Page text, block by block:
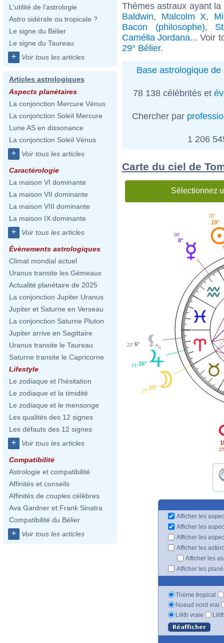
L'utilité de l'astrologie
Astro sidérale ou tropicale ?
Le signe du Bélier
Le signe du Taureau
+ Voir tous les articles
Articles astrologiques
Aspects planétaires
La conjonction Mercure Vénus
La conjonction Soleil Mercure
Lune AS en dissonance
La conjonction Soleil Vénus
+ Voir tous les articles
Caractérologie
La maison VI dominante
La maison VII dominante
La maison VIII dominante
La maison IX dominante
+ Voir tous les articles
Évènements astrologiques
Climat mondial actuel
Uranus transite les Gémeaux
Actualité planétaire de 2025
La conjonction Jupiter Uranus
Jupiter et Saturne en Verseau
La conjonction Saturne Pluton
Jupiter arrive en Sagittaire
Uranus transite le Taureau
Saturne transite le Capricorne
Lifestyle
Le zodiaque et l'hésitation
Le zodiaque et la timidité
Le zodiaque et le mensonge
Les qualités des 12 signes
Les défauts des 12 signes
+ Voir tous les articles
Compatibilité
Astrologie et compatibilité
Affinités et conseils
Affinités de couples célèbres
Ava Gardner et Frank Sinatra
Compatibilité du Bélier
+ Voir tous les articles
Thèmes astraux ayant
Baldwin, Malcolm X,
Bacon (philosophe),
Camélia Jordana... Voir
29° Bélier.
Base astrologique de
78 138 célébrités et
Chercher par
1 206
Carte du ciel de
Sélectionnez
19°
20'
8°
00'
6°
23'
16°
21'
29°
25'
Afficher les
Afficher les
Afficher les
Afficher les
Afficher les
Afficher les
Thème tropical
Noeud nord vrai
Lilith vraie